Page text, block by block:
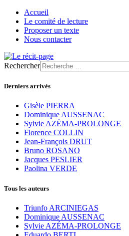
Accueil
Le comité de lecture
Proposer un texte
Nous contacter
Rechercher
Derniers arrivés
Gisèle PIERRA
Dominique AUSSENAC
Sylvie AZÉMA-PROLONGE
Florence COLLIN
Jean-François DRUT
Bruno ROSANO
Jacques PESLIER
Paolina VERDE
Tous les auteurs
Triunfo ARCINIEGAS
Dominique AUSSENAC
Sylvie AZÉMA-PROLONGE